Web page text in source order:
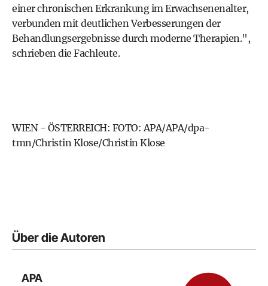
einer chronischen Erkrankung im Erwachsenenalter,
verbunden mit deutlichen Verbesserungen der
Behandlungsergebnisse durch moderne Therapien.",
schrieben die Fachleute.
WIEN - ÖSTERREICH: FOTO: APA/APA/dpa-
tmn/Christin Klose/Christin Klose
Über die Autoren
APA